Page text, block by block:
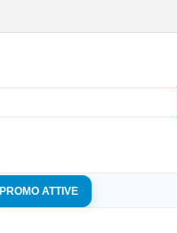
nome utente e la password e poi
clicca sul pulsante "Accedi"
PROMO ATTIVE